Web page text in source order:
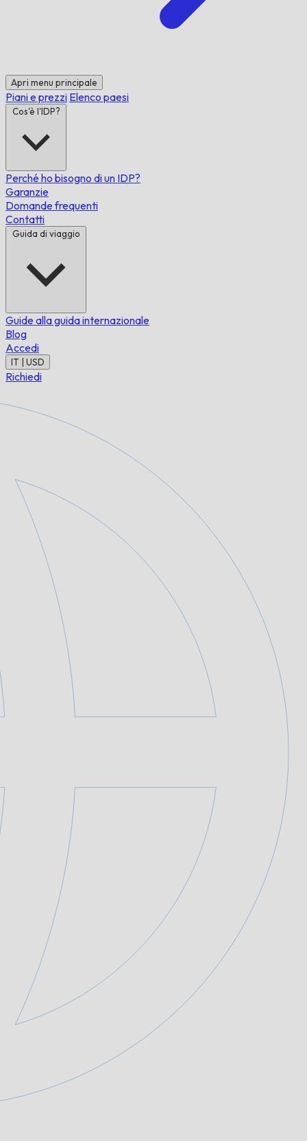
Apri menu principale
Piani e prezzi Elenco paesi
Cos'è l'IDP?
Perché ho bisogno di un IDP?
Garanzie
Domande frequenti
Contatti
Guida di viaggio
Guide alla guida internazionale
Blog
Accedi
IT | USD
Richiedi